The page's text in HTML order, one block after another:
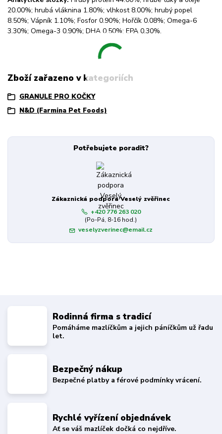
20.00%; hrubá vláknina 1.80%; vlhkost 8.00%; hrubý popel
8.50%; Vápník 1.10%; Fosfor 0.90%; Hořčík 0.08%; Omega-6
3.30%; Omega-3 0.90%; DHA 0.50%; EPA 0.30%.
Zboží zařazeno v kategoriích
GRANULE PRO KOČKY
N&D (Farmina Pet Foods)
Potřebujete poradit?
Zákaznická podpora Veselý zvěřinec
+420 776 263 020
(Po-Pá, 8-16 hod.)
veselyzverinec@email.cz
Rodinná firma s tradicí
Pomáháme mazlíčkům a jejich páníčkům už řadu
let.
Bezpečný nákup
Bezpečné platby a férové podmínky vrácení.
Rychlé vyřízení objednávek
Ať se váš mazlíček dočká co nejdříve.